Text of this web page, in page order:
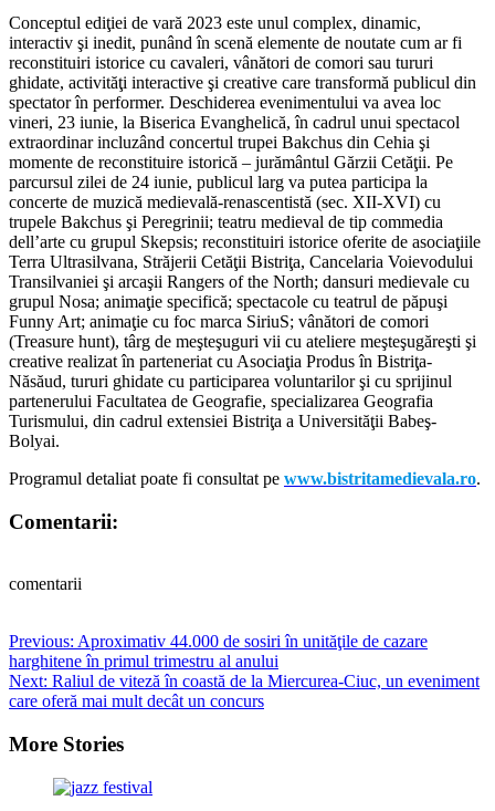
Conceptul ediţiei de vară 2023 este unul complex, dinamic,
interactiv şi inedit, punând în scenă elemente de noutate cum ar fi
reconstituiri istorice cu cavaleri, vânători de comori sau tururi
ghidate, activităţi interactive şi creative care transformă publicul din
spectator în performer. Deschiderea evenimentului va avea loc
vineri, 23 iunie, la Biserica Evanghelică, în cadrul unui spectacol
extraordinar incluzând concertul trupei Bakchus din Cehia şi
momente de reconstituire istorică – jurământul Gărzii Cetăţii. Pe
parcursul zilei de 24 iunie, publicul larg va putea participa la
concerte de muzică medievală-renascentistă (sec. XII-XVI) cu
trupele Bakchus şi Peregrinii; teatru medieval de tip commedia
dell’arte cu grupul Skepsis; reconstituiri istorice oferite de asociaţiile
Terra Ultrasilvana, Străjerii Cetăţii Bistriţa, Cancelaria Voievodului
Transilvaniei şi arcaşii Rangers of the North; dansuri medievale cu
grupul Nosa; animaţie specifică; spectacole cu teatrul de păpuşi
Funny Art; animaţie cu foc marca SiriuS; vânători de comori
(Treasure hunt), târg de meşteşuguri vii cu ateliere meşteşugăreşti şi
creative realizat în parteneriat cu Asociaţia Produs în Bistriţa-
Năsăud, tururi ghidate cu participarea voluntarilor şi cu sprijinul
partenerului Facultatea de Geografie, specializarea Geografia
Turismului, din cadrul extensiei Bistriţa a Universităţii Babeş-
Bolyai.
Programul detaliat poate fi consultat pe www.bistritamedievala.ro.
Comentarii:
comentarii
Post
navigation
Previous: Aproximativ 44.000 de sosiri în unităţile de cazare
harghitene în primul trimestru al anului
Next: Raliul de viteză în coastă de la Miercurea-Ciuc, un eveniment
care oferă mai mult decât un concurs
More Stories